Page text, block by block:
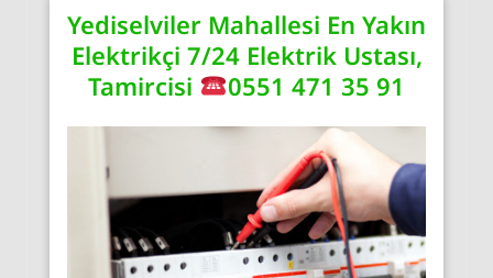
Yediselviler Mahallesi En Yakın
Elektrikçi 7/24 Elektrik Ustası,
Tamircisi
0551 471 35 91